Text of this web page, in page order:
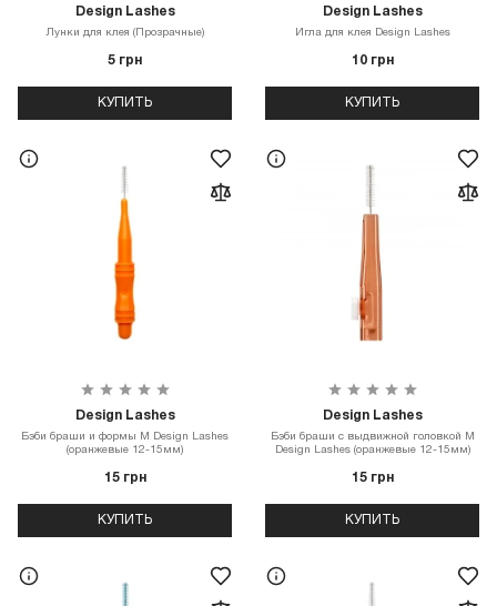
Design Lashes
Лунки для клея (Прозрачные)
5 грн
КУПИТЬ
Design Lashes
Игла для клея Design Lashes
10 грн
КУПИТЬ
Design Lashes
Бэби браши и формы М Design Lashes
(оранжевые 12-15мм)
15 грн
КУПИТЬ
Design Lashes
Бэби браши с выдвижной головкой М
Design Lashes (оранжевые 12-15мм)
15 грн
КУПИТЬ